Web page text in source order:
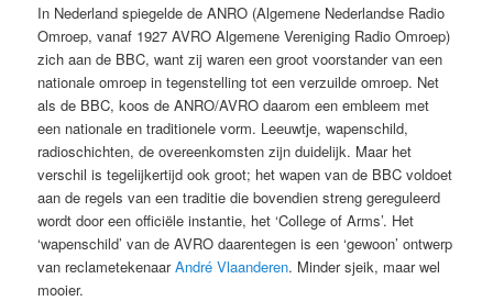
In Nederland spiegelde de ANRO (Algemene Nederlandse Radio
Omroep, vanaf 1927 AVRO Algemene Vereniging Radio Omroep)
zich aan de BBC, want zij waren een groot voorstander van een
nationale omroep in tegenstelling tot een verzuilde omroep. Net
als de BBC, koos de ANRO/AVRO daarom een embleem met
een nationale en traditionele vorm. Leeuwtje, wapenschild,
radioschichten, de overeenkomsten zijn duidelijk. Maar het
verschil is tegelijkertijd ook groot; het wapen van de BBC voldoet
aan de regels van een traditie die bovendien streng gereguleerd
wordt door een officiële instantie, het ‘College of Arms’. Het
‘wapenschild’ van de AVRO daarentegen is een ‘gewoon’ ontwerp
van reclametekenaarAndré Vlaanderen. Minder sjeik, maar wel
mooier.